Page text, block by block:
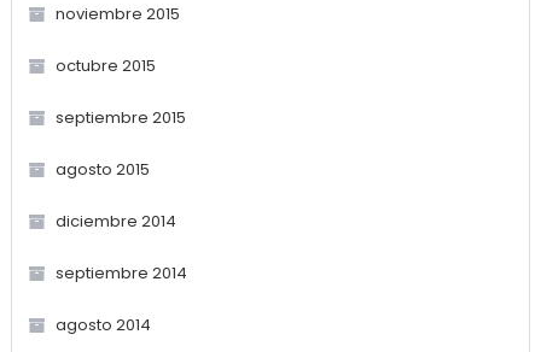
noviembre 2015
octubre 2015
septiembre 2015
agosto 2015
diciembre 2014
septiembre 2014
agosto 2014